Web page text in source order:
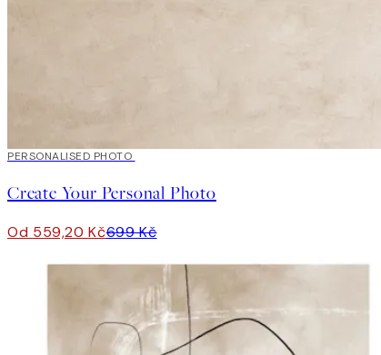
20%*Vytvořte Umění
PERSONALISED PHOTO
Create Your Personal Photo
Od 559,20 Kč699 Kč